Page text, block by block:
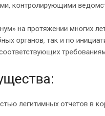
контролирующими
на протяжении многих
органов, так и по
легитимных отчетов в